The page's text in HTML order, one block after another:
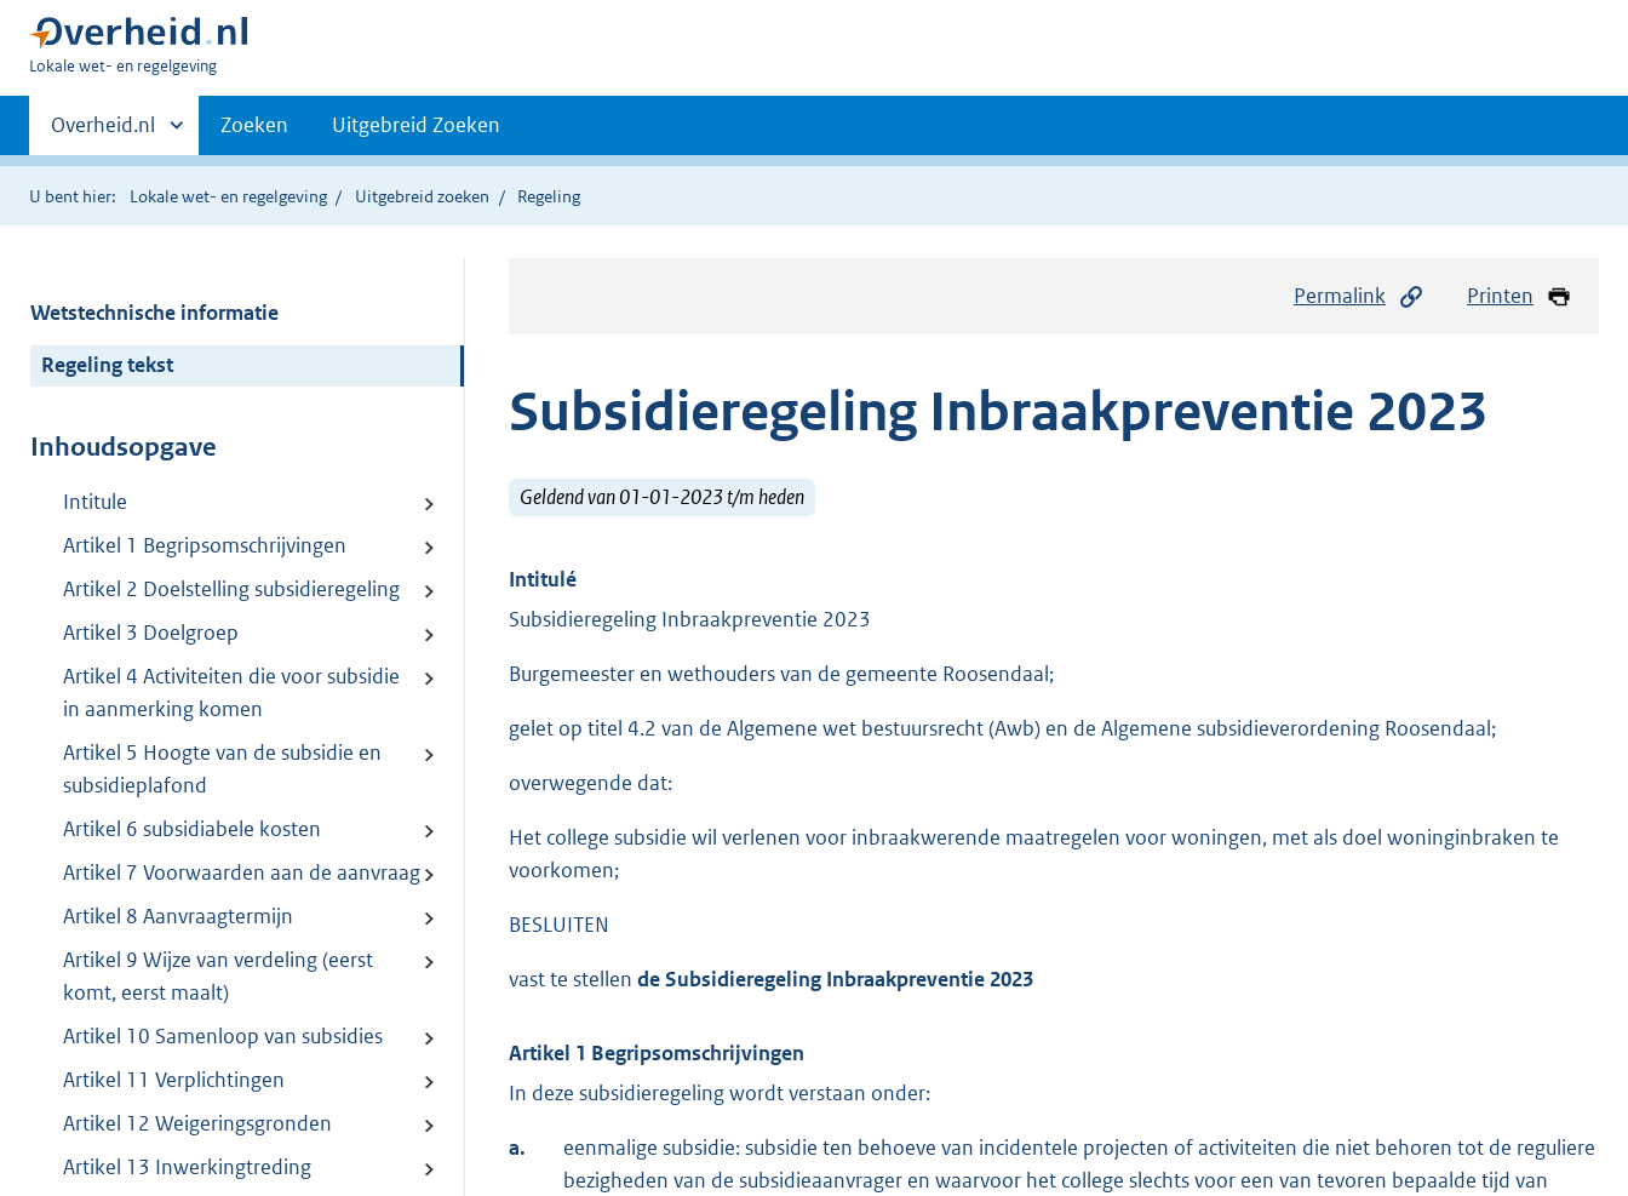
U
hier:
Lokale wet- en regelgeving
Primaire
navigatie
Andere
sites
binnen
Overheid.nl Zoeken Uitgebreid Zoeken
U bent hier: Lokale wet- en regelgeving Uitgebreid zoeken Regeling
Wetstechnische informatie
Regeling tekst
Inhoudsopgave
Intitule
Artikel 1 Begripsomschrijvingen
Artikel 2 Doelstelling subsidieregeling
Artikel 3 Doelgroep
Artikel 4 Activiteiten die voor subsidie
in aanmerking komen
Artikel 5 Hoogte van de subsidie en
subsidieplafond
Artikel 6 subsidiabele kosten
Artikel 7 Voorwaarden aan de aanvraag
Artikel 8 Aanvraagtermijn
Artikel 9 Wijze van verdeling (eerst
komt, eerst maalt)
Artikel 10 Samenloop van subsidies
Artikel 11 Verplichtingen
Artikel 12 Weigeringsgronden
Artikel 13 Inwerkingtreding
Permalink Printen
Subsidieregeling Inbraakpreventie 2023
Geldend van 01-01-2023 t/m heden
Intitulé
Subsidieregeling Inbraakpreventie 2023
Burgemeester en wethouders van de gemeente Roosendaal;
gelet op titel 4.2 van de Algemene wet bestuursrecht (Awb) en de Algemene subsidieverordening Roosendaal;
overwegende dat:
Het college subsidie wil verlenen voor inbraakwerende maatregelen voor woningen, met als doel woninginbraken te
voorkomen;
BESLUITEN
vast te stellen de Subsidieregeling Inbraakpreventie 2023
Artikel 1 Begripsomschrijvingen
In deze subsidieregeling wordt verstaan onder:
a.
eenmalige subsidie: subsidie ten behoeve van incidentele projecten of activiteiten die niet behoren tot de reguliere
bezigheden van de subsidieaanvrager en waarvoor het college slechts voor een van tevoren bepaalde tijd van